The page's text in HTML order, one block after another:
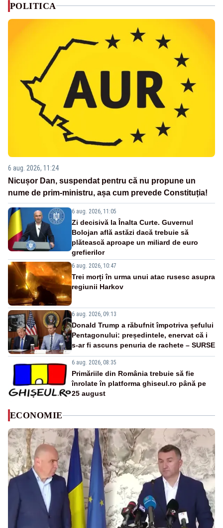
POLITICA
6 aug. 2026, 11:24
Nicușor Dan, suspendat pentru că nu propune un
nume de prim-ministru, așa cum prevede Constituția!
6 aug. 2026, 11:05
Zi decisivă la Înalta Curte. Guvernul
Bolojan află astăzi dacă trebuie să
plătească aproape un miliard de euro
grefierilor
6 aug. 2026, 10:47
Trei morți în urma unui atac rusesc asupra
regiunii Harkov
6 aug. 2026, 09:13
Donald Trump a răbufnit împotriva șefului
Pentagonului: președintele, enervat că i
s-ar fi ascuns penuria de rachete – SURSE
6 aug. 2026, 08:35
Primăriile din România trebuie să fie
înrolate în platforma ghiseul.ro până pe
25 august
ECONOMIE